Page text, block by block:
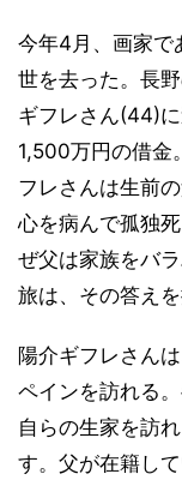
今年4月、画家で
世を去った。長
ギフレさん(44)
1,500万円の借金
フレさんは生前
心を病んで孤独
ぜ父は家族をバ
旅は、その答え
陽介ギフレさん
ペインを訪れる
自らの生家を訪
す。父が在籍し